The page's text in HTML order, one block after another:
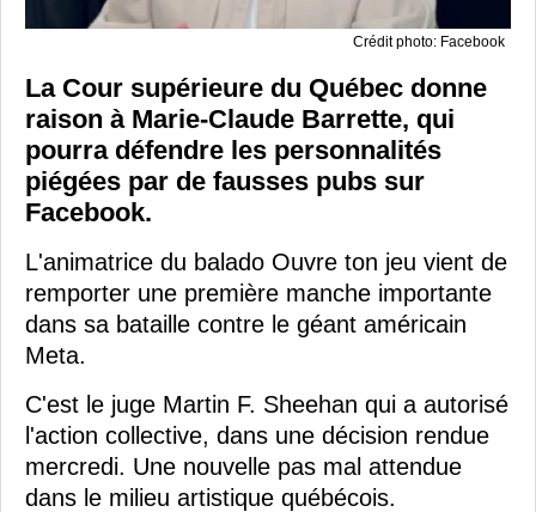
Crédit photo: Facebook
La Cour supérieure du Québec donne
raison à Marie-Claude Barrette, qui
pourra défendre les personnalités
piégées par de fausses pubs sur
Facebook.
L'animatrice du balado Ouvre ton jeu vient de
remporter une première manche importante
dans sa bataille contre le géant américain
Meta.
C'est le juge Martin F. Sheehan qui a autorisé
l'action collective, dans une décision rendue
mercredi. Une nouvelle pas mal attendue
dans le milieu artistique québécois.